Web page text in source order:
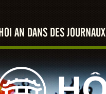
HOI AN DANS DES JOURNAUX